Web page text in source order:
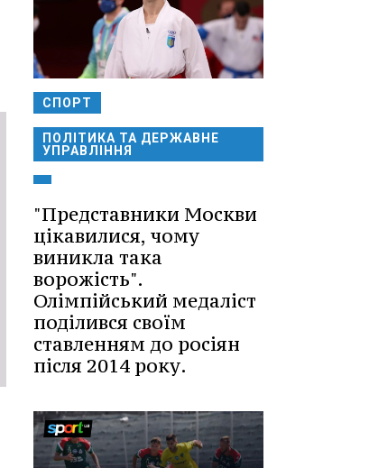
СПОРТ
ПОЛІТИКА ТА ДЕРЖАВНЕ
УПРАВЛІННЯ
"Представники Москви
цікавилися, чому
виникла така
ворожість".
Олімпійський медаліст
поділився своїм
ставленням до росіян
після 2014 року.